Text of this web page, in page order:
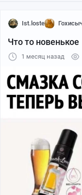
Ist.loste
Что то новенькое
1 месяц назад